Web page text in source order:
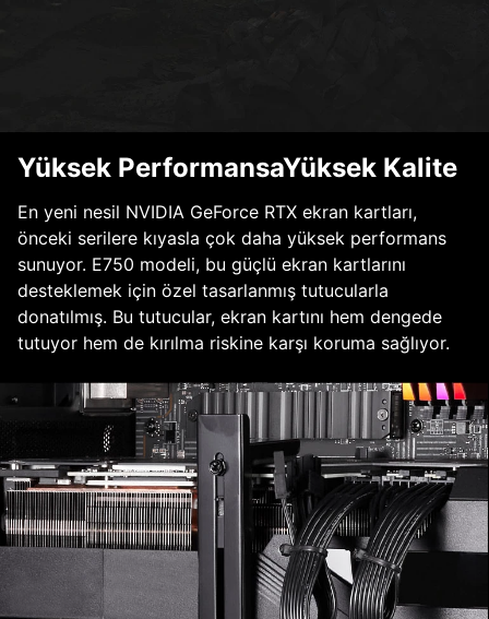
Yüksek PerformansaYüksek Kalite
En yeni nesil NVIDIA GeForce RTX ekran kartları,
önceki serilere kıyasla çok daha yüksek performans
sunuyor. E750 modeli, bu güçlü ekran kartlarını
desteklemek için özel tasarlanmış tutucularla
donatılmış. Bu tutucular, ekran kartını hem dengede
tutuyor hem de kırılma riskine karşı koruma sağlıyor.